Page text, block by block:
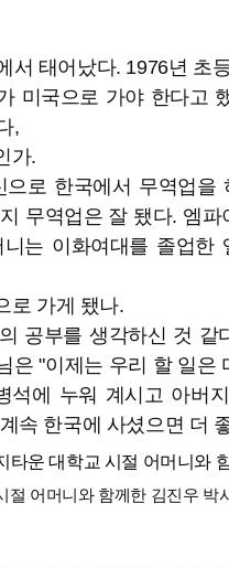
서 태어났다. 1976년 초
미국으로 가야 한다고
,
가.
로 한국에서 무역업을
무역업은 잘 됐다. 엠
는 이화여대를 졸업한
로 가게 됐나.
공부를 생각하신 것 같
은 "이제는 우리 할 일은
석에 누워 계시고 아버
속 한국에 사셨으면 더
절 어머니와 함께한 김진우 박